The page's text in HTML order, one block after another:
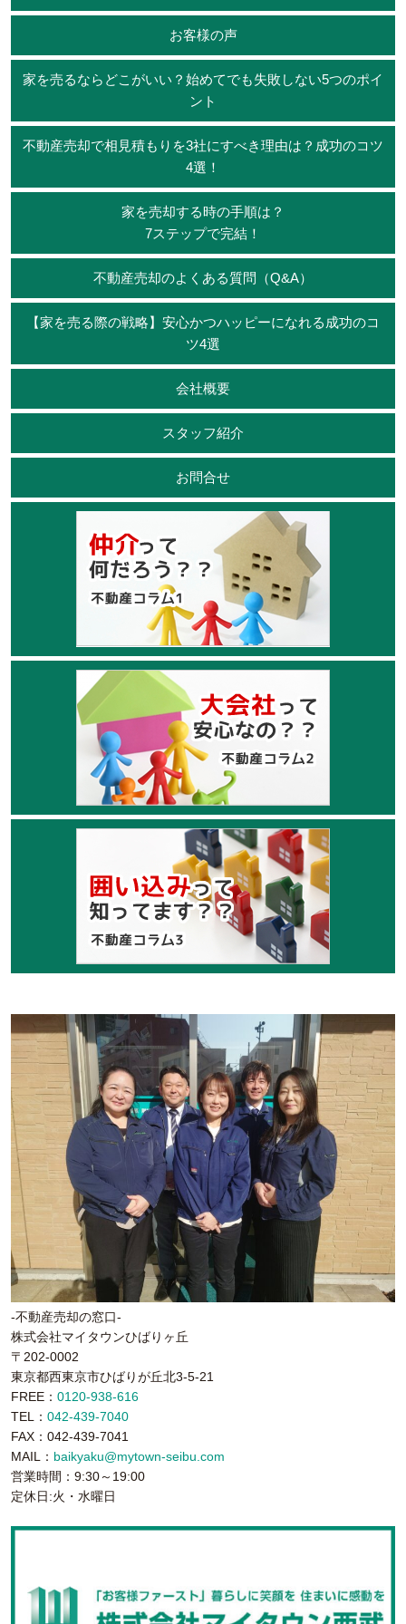
お客様の声
家を売るならどこがいい？始めてでも失敗しない5つのポイ
ント
不動産売却で相見積もりを3社にすべき理由は？成功のコツ
4選！
家を売却する時の手順は？
7ステップで完結！
不動産売却のよくある質問（Q&A）
【家を売る際の戦略】安心かつハッピーになれる成功のコ
ツ4選
会社概要
スタッフ紹介
お問合せ
-不動産売却の窓口-
株式会社マイタウンひばりヶ丘
〒202-0002
東京都西東京市ひばりが丘北3-5-21
FREE： 0120-938-616
TEL： 042-439-7040
FAX：042-439-7041
MAIL： baikyaku@mytown-seibu.com
営業時間：9:30～19:00
定休日:火・水曜日